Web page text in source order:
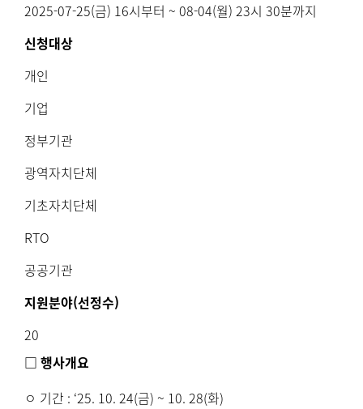
2025-07-25(금) 16시부터 ~ 08-04(월) 23시 30분까지
신청대상
개인
기업
정부기관
광역자치단체
기초자치단체
RTO
공공기관
지원분야(선정수)
20
□ 행사개요
ㅇ 기간 : ‘25. 10. 24(금) ~ 10. 28(화)